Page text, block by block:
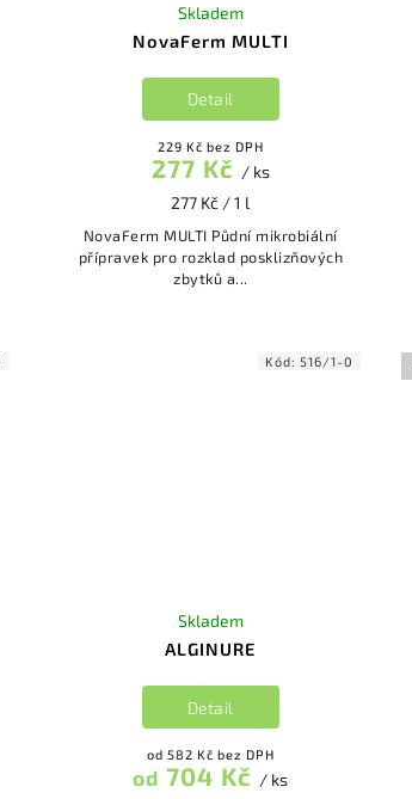
NovaFerm MULTI
Skladem
229 Kč bez DPH
277 Kč / ks
277 Kč / 1 l
Detail
NovaFerm MULTI Půdní mikrobiální
přípravek pro rozklad posklizňových
zbytků a...
ALGINURE
Skladem
od 582 Kč bez DPH
od 704 Kč / ks
Detail
Kód: 516/1-0